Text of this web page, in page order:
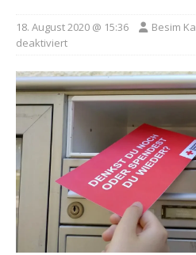
18. August 2020 @ 15:36 Besim
deaktiviert